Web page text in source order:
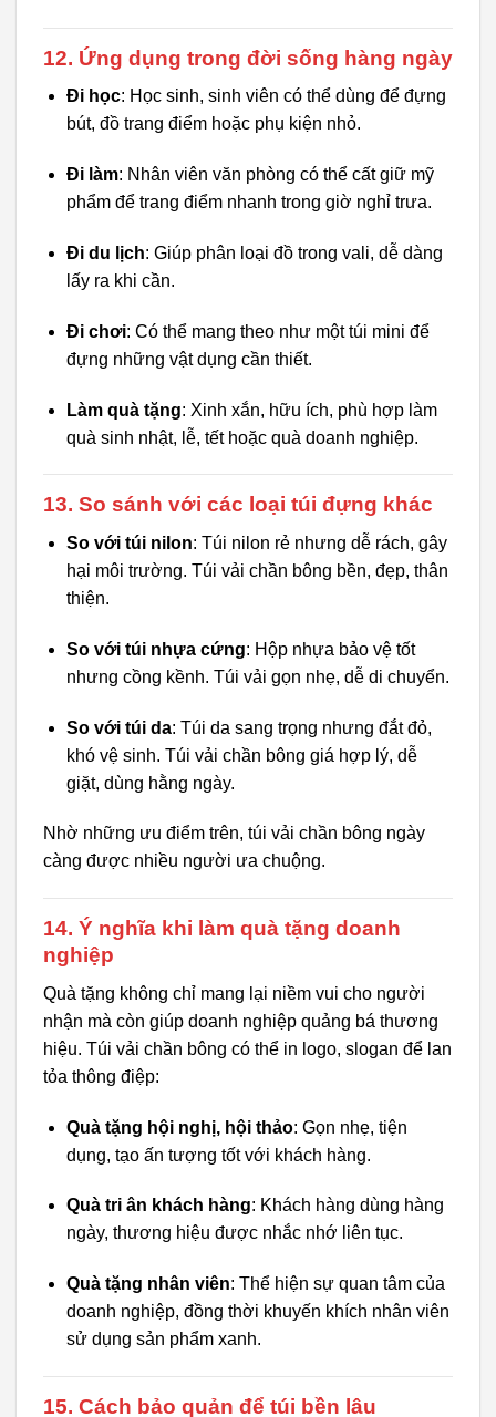
12. Ứng dụng trong đời sống hàng ngày
Đi học: Học sinh, sinh viên có thể dùng để đựng
bút, đồ trang điểm hoặc phụ kiện nhỏ.
Đi làm: Nhân viên văn phòng có thể cất giữ mỹ
phẩm để trang điểm nhanh trong giờ nghỉ trưa.
Đi du lịch: Giúp phân loại đồ trong vali, dễ dàng
lấy ra khi cần.
Đi chơi: Có thể mang theo như một túi mini để
đựng những vật dụng cần thiết.
Làm quà tặng: Xinh xắn, hữu ích, phù hợp làm
quà sinh nhật, lễ, tết hoặc quà doanh nghiệp.
13. So sánh với các loại túi đựng khác
So với túi nilon: Túi nilon rẻ nhưng dễ rách, gây
hại môi trường. Túi vải chần bông bền, đẹp, thân
thiện.
So với túi nhựa cứng: Hộp nhựa bảo vệ tốt
nhưng cồng kềnh. Túi vải gọn nhẹ, dễ di chuyển.
So với túi da: Túi da sang trọng nhưng đắt đỏ,
khó vệ sinh. Túi vải chần bông giá hợp lý, dễ
giặt, dùng hằng ngày.
Nhờ những ưu điểm trên, túi vải chần bông ngày
càng được nhiều người ưa chuộng.
14. Ý nghĩa khi làm quà tặng doanh
nghiệp
Quà tặng không chỉ mang lại niềm vui cho người
nhận mà còn giúp doanh nghiệp quảng bá thương
hiệu. Túi vải chần bông có thể in logo, slogan để lan
tỏa thông điệp:
Quà tặng hội nghị, hội thảo: Gọn nhẹ, tiện
dụng, tạo ấn tượng tốt với khách hàng.
Quà tri ân khách hàng: Khách hàng dùng hàng
ngày, thương hiệu được nhắc nhớ liên tục.
Quà tặng nhân viên: Thể hiện sự quan tâm của
doanh nghiệp, đồng thời khuyến khích nhân viên
sử dụng sản phẩm xanh.
15. Cách bảo quản để túi bền lâu